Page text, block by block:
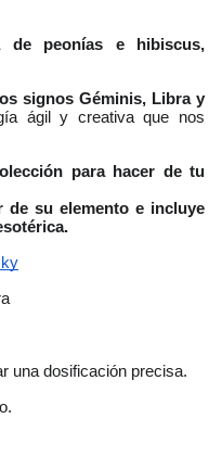
de peonías e hibiscus,
signos Géminis, Libra y
ágil y creativa que nos
para hacer de tu
de su elemento e incluye
una dosificación precisa.